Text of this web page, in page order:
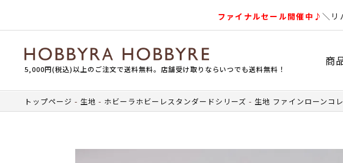
ファイナルセール開催中♪＼リ
5,000円(税込)以上のご注文で送料無料。店舗受け取りならいつでも送料無料！
商
トップページ 生地 ホビーラホビーレスタンダードシリーズ 生地 ファインローンコ